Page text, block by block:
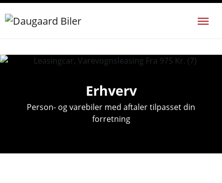
Erhverv
Person- og varebiler med aftaler tilpasset din
forretning